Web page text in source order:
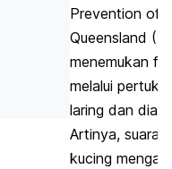
Prevention of
Queensland (
menemukan
melalui
laring dan
Artinya, suara
kucing